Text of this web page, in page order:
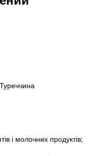
Туреччина
і молочних продуктів;